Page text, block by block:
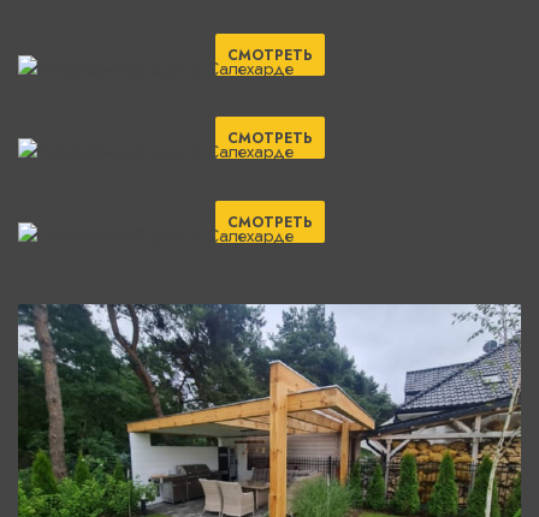
СМОТРЕТЬ
СМОТРЕТЬ
СМОТРЕТЬ
СМОТРЕТЬ